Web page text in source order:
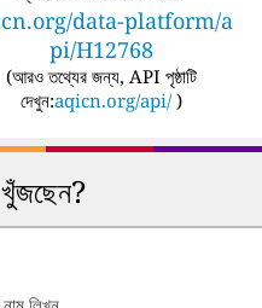
data-platform/a
pi/H12768
(আরও তথ্যের জন্য, API পৃষ্ঠাটি
দেখুন:aqicn.org/api/ )